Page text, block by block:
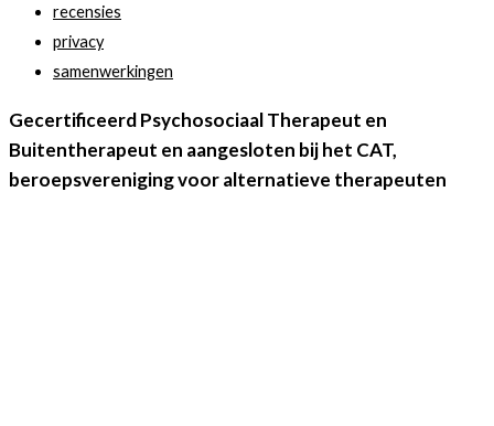
recensies
privacy
samenwerkingen
Gecertificeerd Psychosociaal Therapeut en
Buitentherapeut en aangesloten bij het CAT,
beroepsvereniging voor alternatieve therapeuten